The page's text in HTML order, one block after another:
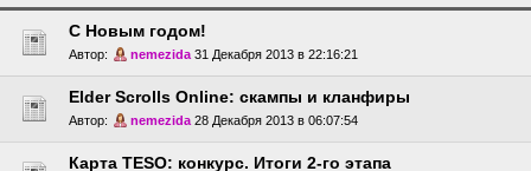
С Новым годом!
Автор: nemezida 31 Декабря 2013 в 22:16:21
Elder Scrolls Online: скампы и кланфиры
Автор: nemezida 28 Декабря 2013 в 06:07:54
Карта TESO: конкурс. Итоги 2-го этапа